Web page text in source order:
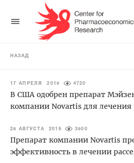
НАЗАД
17 АПРЕЛЯ 2019 4720
В США одобрен препарат
компании Novartis для лечения
28 АВГУСТА 2016 3900
Препарат компании Novartis
эффективность в лечении